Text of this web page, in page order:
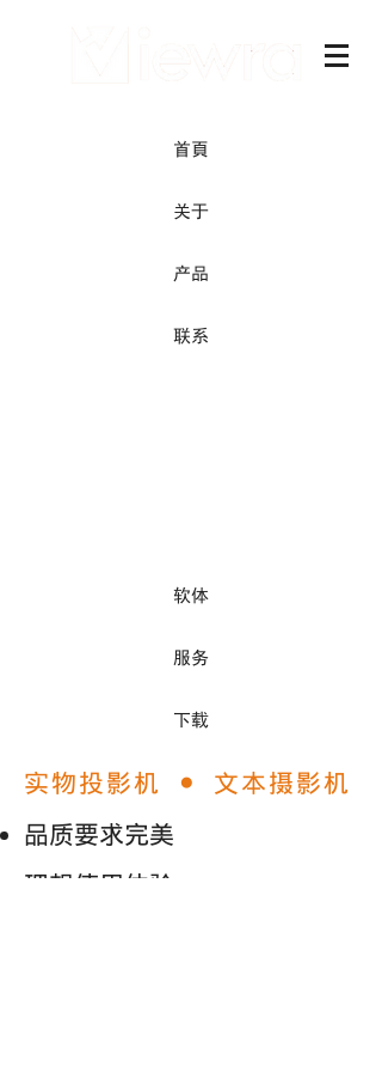
首頁
关于
产品
联系
软体
服务
下载
实物投影机 ● 文本摄影机
品质要求完美
理想使用体验 ​